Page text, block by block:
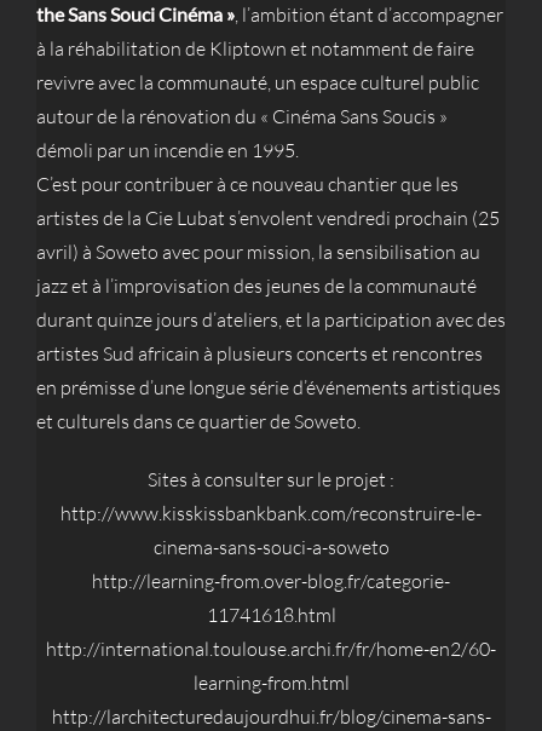
the Sans Souci Cinéma », l’ambition étant d’accompagner
à la réhabilitation de Kliptown et notamment de faire
revivre avec la communauté, un espace culturel public
autour de la rénovation du « Cinéma Sans Soucis »
démoli par un incendie en 1995.
C’est pour contribuer à ce nouveau chantier que les
artistes de la Cie Lubat s’envolent vendredi prochain (25
avril) à Soweto avec pour mission, la sensibilisation au
jazz et à l’improvisation des jeunes de la communauté
durant quinze jours d’ateliers, et la participation avec des
artistes Sud africain à plusieurs concerts et rencontres
en prémisse d’une longue série d’événements artistiques
et culturels dans ce quartier de Soweto.
Sites à consulter sur le projet :
http://www.kisskissbankbank.com/reconstruire-le-
cinema-sans-souci-a-soweto
http://learning-from.over-blog.fr/categorie-
11741618.html
http://international.toulouse.archi.fr/fr/home-en2/60-
learning-from.html
http://larchitecturedaujourdhui.fr/blog/cinema-sans-